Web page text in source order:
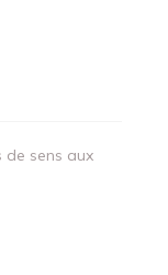
de sens aux